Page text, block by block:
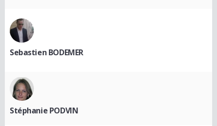
Sebastien BODEMER
Stéphanie PODVIN